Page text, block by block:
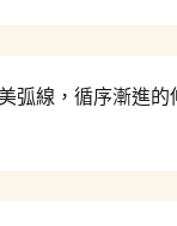
弧線，循序漸進